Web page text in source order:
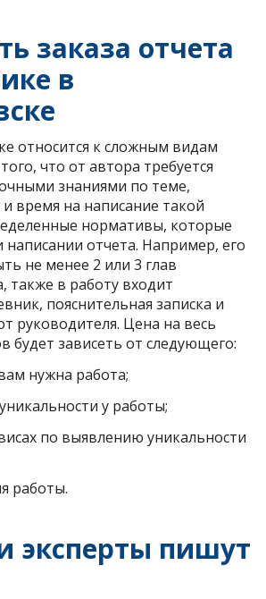
заказа отчета
в
относится к сложным видам
что от автора требуется
знаниями по теме,
время на написание такой
нормативы, которые
отчета. Например, его
не менее 2 или 3 глав
также в работу входит
пояснительная записка и
руководителя. Цена на весь
будет зависеть от следующего:
нужна работа;
у работы;
по выявлению уникальности
работы.
эксперты пишут